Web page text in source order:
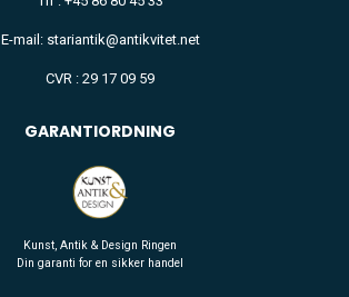
E-mail: stariantik@antikvitet.net
CVR : 29 17 09 59
GARANTIORDNING
Kunst, Antik & Design Ringen
Din garanti for en sikker handel